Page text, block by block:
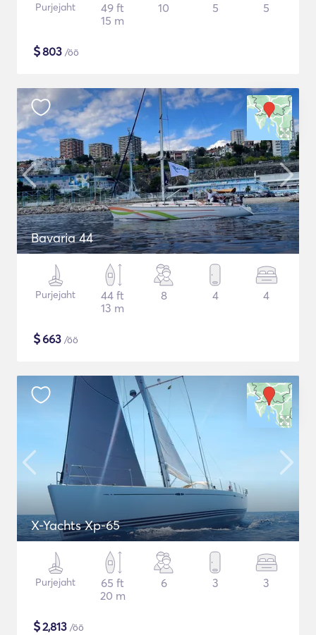
Purjejaht
49 ft
15 m
10 5 5
$803 /öö
Bavaria 44
Purjejaht
44 ft
13 m
8 4 4
$663 /öö
X-Yachts Xp-65
Purjejaht
65 ft
20 m
6 3 3
$2,813 /öö